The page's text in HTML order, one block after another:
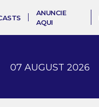
ANUNCIE
AQUI
07 AUGUST 2026